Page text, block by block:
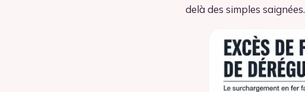
delà des simples saignées.